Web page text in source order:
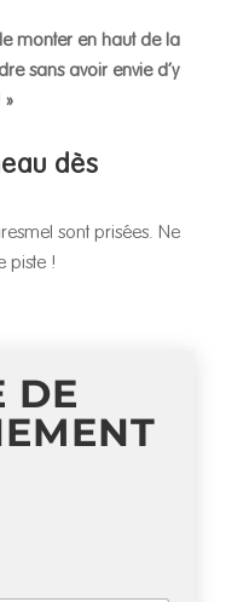
monter en haut de la
sans avoir envie d’y
»
dès
sont prisées. Ne
piste !
DE